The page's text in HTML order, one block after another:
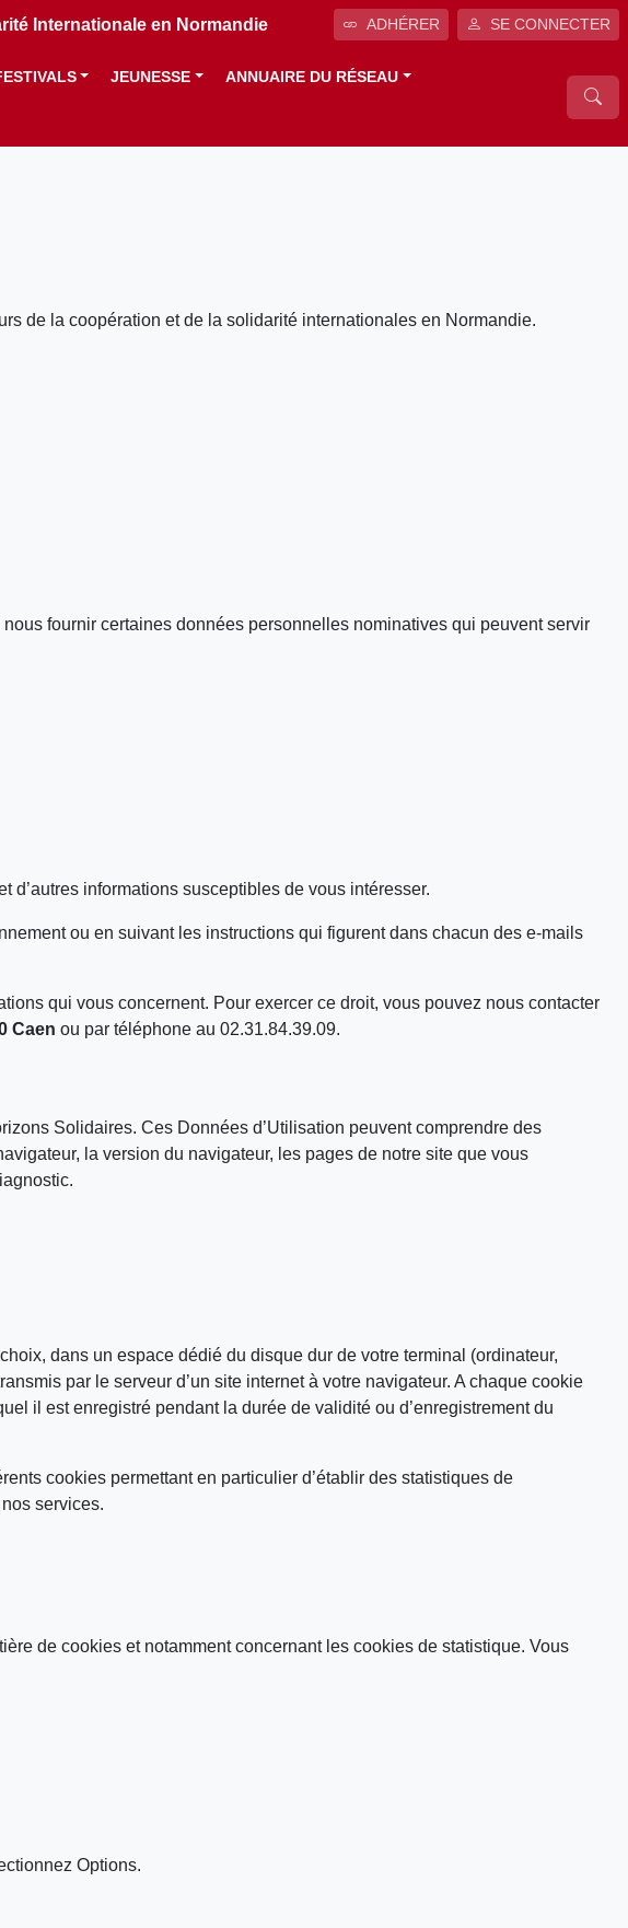
Internationale en Normandie ADHÉRER SE CONNECTER
JEUNESSE ANNUAIRE DU RÉSEAU
de la coopération et de la solidarité internationales en Normandie.
fournir certaines données personnelles nominatives qui peuvent servir
d’autres informations susceptibles de vous intéresser.
ou en suivant les instructions qui figurent dans chacun des e-mails
qui vous concernent. Pour exercer ce droit, vous pouvez nous contacter
Caen ou par téléphone au 02.31.84.39.09.
Solidaires. Ces Données d’Utilisation peuvent comprendre des
la version du navigateur, les pages de notre site que vous
dans un espace dédié du disque dur de votre terminal (ordinateur,
par le serveur d’un site internet à votre navigateur. A chaque cookie
il est enregistré pendant la durée de validité ou d’enregistrement du
cookies permettant en particulier d’établir des statistiques de
services.
de cookies et notamment concernant les cookies de statistique. Vous
Options.